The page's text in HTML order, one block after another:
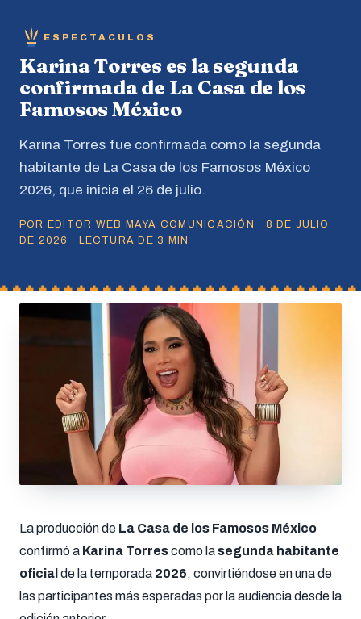
ESPECTACULOS
Karina Torres es la segunda
confirmada de La Casa de los
Famosos México
Karina Torres fue confirmada como la segunda
habitante de La Casa de los Famosos México
2026, que inicia el 26 de julio.
POR EDITOR WEB MAYA COMUNICACIÓN · 8 DE JULIO
DE 2026 · LECTURA DE 3 MIN
La producción de La Casa de los Famosos México
confirmó a Karina Torrescomo lasegunda habitante
oficial de la temporada 2026, convirtiéndose en una de
las participantes más esperadas por la audiencia desde la